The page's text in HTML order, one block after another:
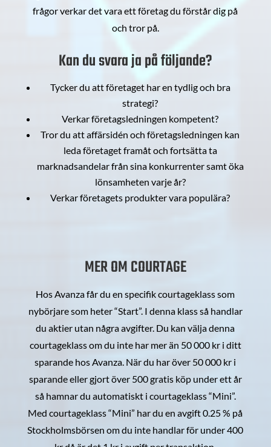
frågor verkar det vara ett företag du förstår dig på
och tror på.
Kan du svara ja på följande?
Tycker du att företaget har en tydlig och bra
strategi?
Verkar företagsledningen kompetent?
Tror du att affärsidén och företagsledningen kan
leda företaget framåt och fortsätta ta
marknadsandelar från sina konkurrenter samt öka
lönsamheten varje år?
Verkar företagets produkter vara populära?
MER OM COURTAGE
Hos Avanza får du en specifik courtageklass som
nybörjare som heter “Start”. I denna klass så handlar
du aktier utan några avgifter. Du kan välja denna
courtageklass om du inte har mer än 50 000 kr i ditt
sparande hos Avanza. När du har över 50 000 kr i
sparande eller gjort över 500 gratis köp under ett år
så hamnar du automatiskt i courtageklass “Mini”.
Med courtageklass “Mini” har du en avgift 0.25 % på
Stockholmsbörsen om du inte handlar för under 400